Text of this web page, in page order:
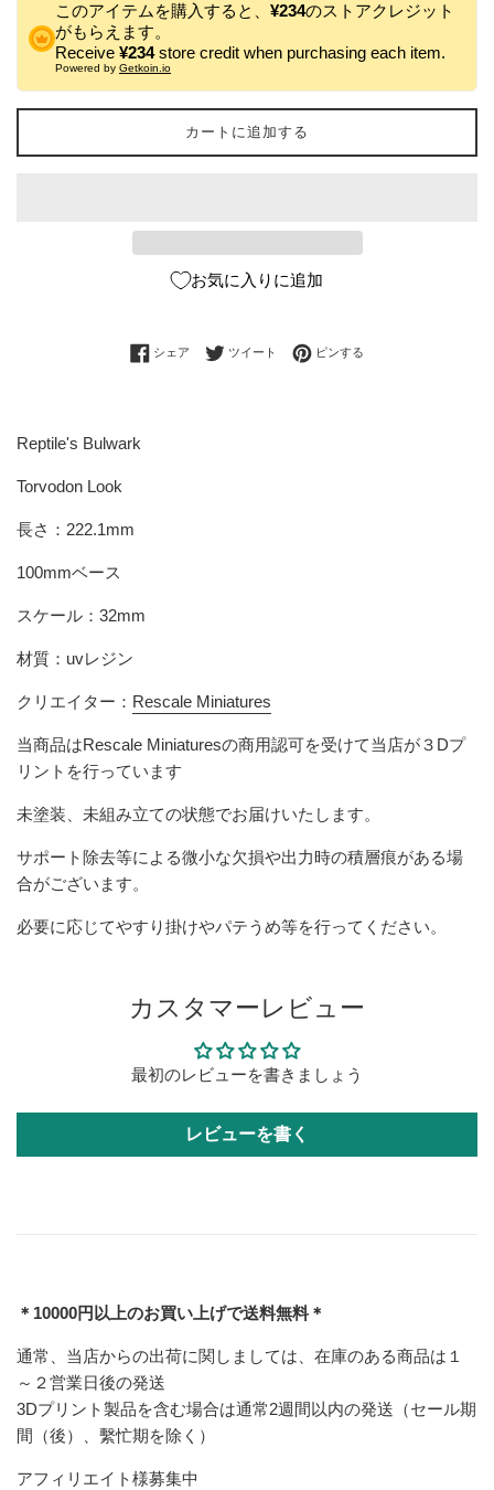
このアイテムを購入すると、 ¥234のストアクレジット
がもらえます。
Receive ¥234store credit when purchasing each item.
Powered by Getkoin.io
カートに追加する
お気に入りに追加
シェア Facebookでシェアする
ツイート Twitterに投稿する
ピンする
Reptile's Bulwark
Torvodon Look
長さ：222.1mm
100mmベース
スケール：32mm
材質：uvレジン
クリエイター： Rescale Miniatures
当商品はRescale Miniaturesの商用認可を受けて当店が３Dプ
リントを行っています
未塗装、未組み立ての状態でお届けいたします。
サポート除去等による微小な欠損や出力時の積層痕がある場
合がございます。
必要に応じてやすり掛けやパテうめ等を行ってください。
カスタマーレビュー
最初のレビューを書きましょう
レビューを書く
＊10000円以上のお買い上げで送料無料＊
通常、当店からの出荷に関しましては、在庫のある商品は１
～２営業日後の発送
3Dプリント製品を含む場合は通常2週間以内の発送（セール期
間（後）、繫忙期を除く）
アフィリエイト様募集中